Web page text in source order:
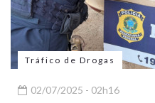
Tráfico de Drogas
02/07/2025 - 02h16